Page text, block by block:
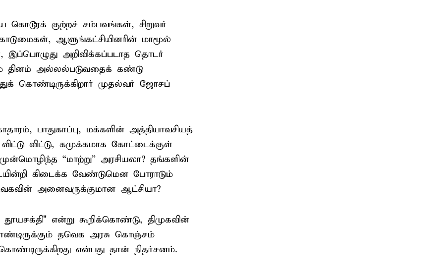
குற்றச் சம்பவங்கள், சிறுவர்
ஆளுங்கட்சியினரின் மாமூல்
அறிவிக்கப்படாத தொடர்
தினம் அல்லல்படுவதைக் கண்டு
கொண்டிருக்கிறார் முதல்வர் ஜோசப்
பாதுகாப்பு, மக்களின் அத்தியாவசியத்
விட்டு, கமுக்கமாக கோட்டைக்குள்
“மாற்று” அரசியலா? தங்களின்
கிடைக்க வேண்டுமென போராடும்
அனைவருக்குமான ஆட்சியா?
என்று கூறிக்கொண்டு, திமுகவின்
தவெக அரசு கொஞ்சம்
என்பது தான் நிதர்சனம்.